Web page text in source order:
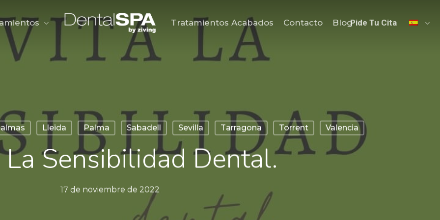
Tratamientos Acabados Contacto BlogPide Tu Cita
Lleida Palma Sabadell Sevilla Tarragona Torrent Valencia
La Sensibilidad Dental.
17 de noviembre de 2022